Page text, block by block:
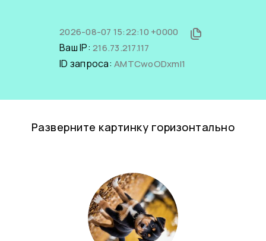
2026-08-07 15:22:10 +0000
Ваш IP: 216.73.217.117
ID запроса: AMTCwoODxmI1
Разверните картинку горизонтально